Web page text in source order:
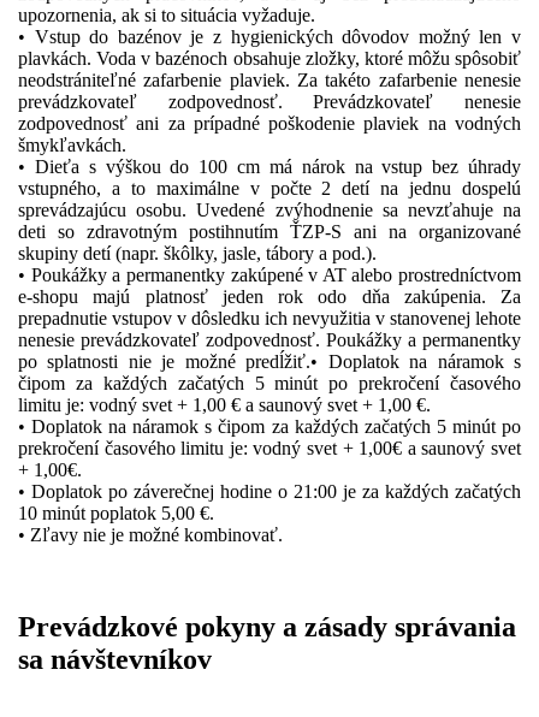
upozornenia, ak si to situácia vyžaduje.
• Vstup do bazénov je z hygienických dôvodov možný len v
plavkách. Voda v bazénoch obsahuje zložky, ktoré môžu spôsobiť
neodstrániteľné zafarbenie plaviek. Za takéto zafarbenie nenesie
prevádzkovateľ zodpovednosť. Prevádzkovateľ nenesie
zodpovednosť ani za prípadné poškodenie plaviek na vodných
šmykľavkách.
• Dieťa s výškou do 100 cm má nárok na vstup bez úhrady
vstupného, a to maximálne v počte 2 detí na jednu dospelú
sprevádzajúcu osobu. Uvedené zvýhodnenie sa nevzťahuje na
deti so zdravotným postihnutím ŤZP-S ani na organizované
skupiny detí (napr. škôlky, jasle, tábory a pod.).
• Poukážky a permanentky zakúpené v AT alebo prostredníctvom
e-shopu majú platnosť jeden rok odo dňa zakúpenia. Za
prepadnutie vstupov v dôsledku ich nevyužitia v stanovenej lehote
nenesie prevádzkovateľ zodpovednosť. Poukážky a permanentky
po splatnosti nie je možné predĺžiť.• Doplatok na náramok s
čipom za každých začatých 5 minút po prekročení časového
limitu je: vodný svet + 1,00 € a saunový svet + 1,00 €.
• Doplatok na náramok s čipom za každých začatých 5 minút po
prekročení časového limitu je: vodný svet + 1,00€ a saunový svet
+ 1,00€.
• Doplatok po záverečnej hodine o 21:00 je za každých začatých
10 minút poplatok 5,00 €.
• Zľavy nie je možné kombinovať.
Prevádzkové pokyny a zásady správania
sa návštevníkov